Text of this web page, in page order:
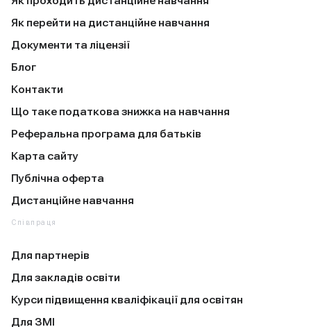
Як перейти на дистанційне навчання
Документи та ліцензії
Блог
Контакти
Що таке податкова знижка на навчання
Реферальна програма для батьків
Карта сайту
Публічна оферта
Дистанційне навчання
Співпраця
Для партнерів
Для закладів освіти
Курси підвищення кваліфікації для освітян
Для ЗМІ